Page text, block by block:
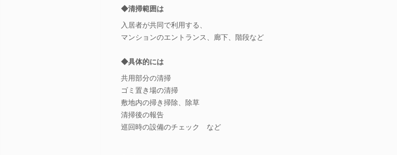
◆清掃範囲は
入居者が共同で利用する、
マンションのエントランス、廊下、階段など
◆具体的には
共用部分の清掃
ゴミ置き場の清掃
敷地内の掃き掃除、除草
清掃後の報告
巡回時の設備のチェック など